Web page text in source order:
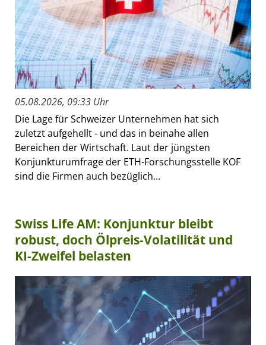
05.08.2026, 09:33 Uhr
Die Lage für Schweizer Unternehmen hat sich
zuletzt aufgehellt - und das in beinahe allen
Bereichen der Wirtschaft. Laut der jüngsten
Konjunkturumfrage der ETH-Forschungsstelle KOF
sind die Firmen auch bezüglich...
Swiss Life AM: Konjunktur bleibt
robust, doch Ölpreis-Volatilität und
KI-Zweifel belasten